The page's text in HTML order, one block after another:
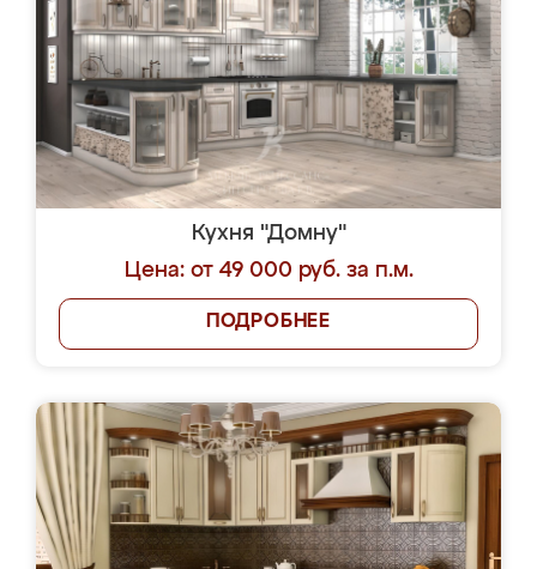
Кухня "Домну"
Цена: от 49 000 руб. за п.м.
ПОДРОБНЕЕ